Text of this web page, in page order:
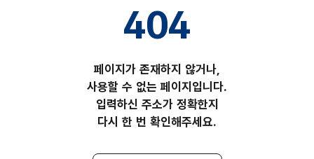
404
페이지가 존재하지 않거나,
사용할 수 없는 페이지입니다.
입력하신 주소가 정확한지
다시 한 번 확인해주세요.